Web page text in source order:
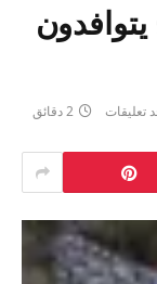
تعليقات 2 دقائق